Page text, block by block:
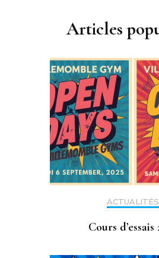
Articles
ACTUALITÉS
Cours d’essais